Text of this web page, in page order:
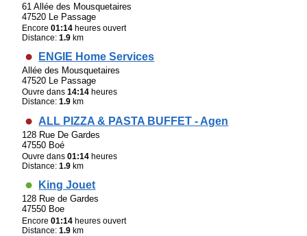
61 Allée des Mousquetaires
47520 Le Passage
Encore01:14 heures ouvert
Distance:1.9 km
ENGIE Home Services
Allée des Mousquetaires
47520 Le Passage
Ouvre dans14:14 heures
Distance:1.9 km
ALL PIZZA & PASTA BUFFET - Agen
128 Rue De Gardes
47550 Boé
Ouvre dans01:14 heures
Distance:1.9 km
King Jouet
128 Rue de Gardes
47550 Boe
Encore01:14 heures ouvert
Distance:1.9 km